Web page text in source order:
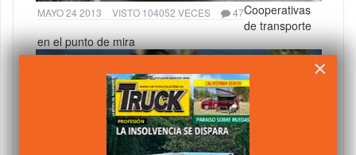
MAYO 24 2013 VISTO 104052 VECES 47Cooperativas
de transporte
en el punto de mira
×